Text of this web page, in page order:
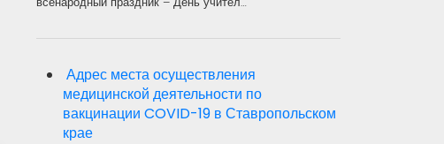
Адрес места осуществления
медицинской деятельности по
вакцинации COVID-19 в Ставропольском
крае